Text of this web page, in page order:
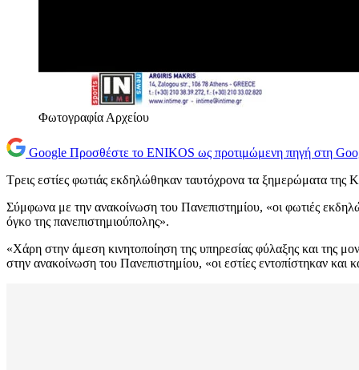
Φωτογραφία Αρχείου
Google Προσθέστε το ENIKOS ως προτιμώμενη πηγή στη
Τρεις εστίες φωτιάς εκδηλώθηκαν ταυτόχρονα τα ξημερώματα
Σύμφωνα με την ανακοίνωση του Πανεπιστημίου, «οι φωτιές
όγκο της πανεπιστημιούπολης».
«Χάρη στην άμεση κινητοποίηση της υπηρεσίας φύλαξης και της
στην ανακοίνωση του Πανεπιστημίου, «οι εστίες εντοπίστηκαν